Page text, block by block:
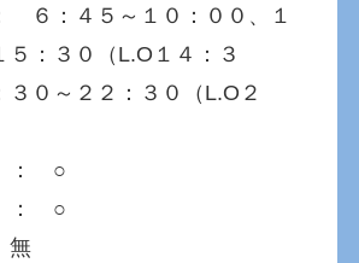
６：４５～１０：００、１
５：３０（L.O１４：３
３０～２２：３０（L.O２
： ○
： ○